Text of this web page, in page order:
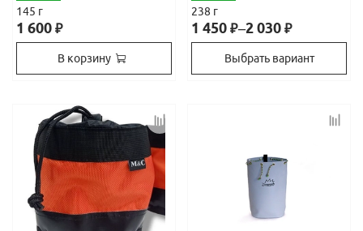
145 г
1 600₽
В корзину
238 г
1 450₽–2 030₽
Выбрать вариант